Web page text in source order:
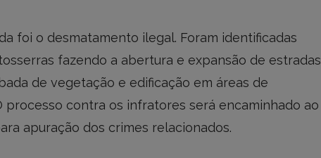
foi o desmatamento ilegal. Foram identificadas
fazendo a abertura e expansão de estradas
de vegetação e edificação em áreas de
processo contra os infratores será encaminhado ao
apuração dos crimes relacionados.